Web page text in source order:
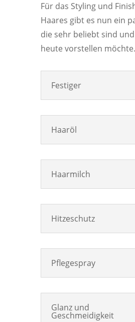
Für das Styling und
Haares gibt es nun ein
die sehr beliebt sind
heute vorstellen möchte.
Festiger
Haaröl
Haarmilch
Hitzeschutz
Pflegespray
Glanz und
Geschmeidigkeit